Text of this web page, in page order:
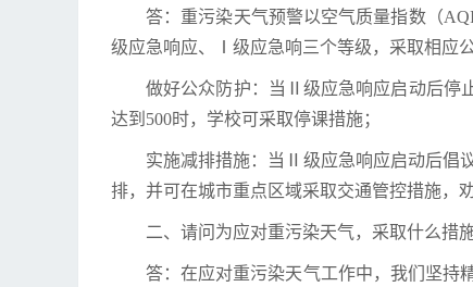
答：重污染天气预警以空气质量指数（
级应急响应、Ⅰ级应急响三个等级，采取相应
做好公众防护：当Ⅱ级应急响应启动后停
达到500时，学校可采取停课措施；
实施减排措施：当Ⅱ级应急响应启动后倡
排，并可在城市重点区域采取交通管控措施，
二、请问为应对重污染天气，采取什么措
答：在应对重污染天气工作中，我们坚持